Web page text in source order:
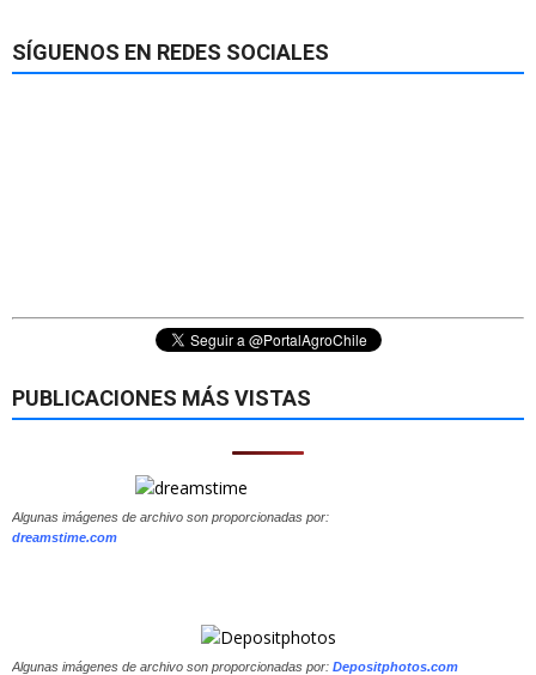
SÍGUENOS EN REDES SOCIALES
PUBLICACIONES MÁS VISTAS
Algunas imágenes de archivo son proporcionadas por:
dreamstime.com
Algunas imágenes de archivo son proporcionadas por: Depositphotos.com